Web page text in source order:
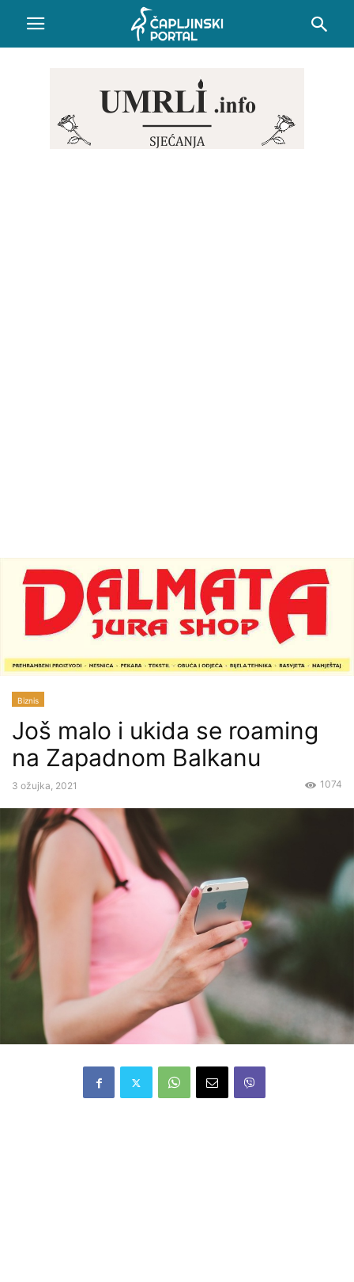
Biznis
Još malo i ukida se roaming
na Zapadnom Balkanu
3 ožujka, 2021 1074